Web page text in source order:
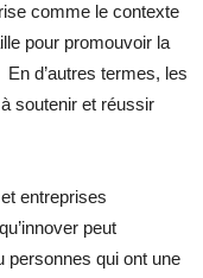
comme le contexte
pour promouvoir la
d’autres termes, les
soutenir et réussir
entreprises
peut
personnes qui ont une